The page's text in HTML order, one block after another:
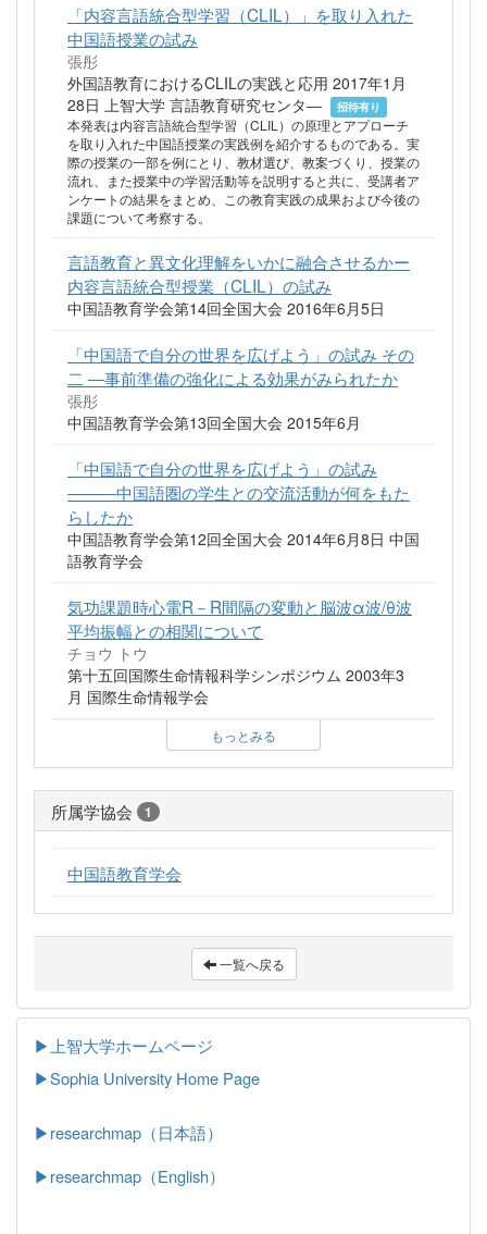
「内容言語統合型学習（CLIL）」を取り入れた
中国語授業の試み
張彤
外国語教育におけるCLILの実践と応用 2017年1月
28日 上智大学 言語教育研究センタ―
招待有り
本発表は内容言語統合型学習（CLIL）の原理とアプローチ
を取り入れた中国語授業の実践例を紹介するものである。実
際の授業の一部を例にとり、教材選び、教案づくり、授業の
流れ、また授業中の学習活動等を説明すると共に、受講者ア
ンケートの結果をまとめ、この教育実践の成果および今後の
課題について考察する。
言語教育と異文化理解をいかに融合させるかー
内容言語統合型授業（CLIL）の試み
中国語教育学会第14回全国大会 2016年6月5日
「中国語で自分の世界を広げよう」の試み その
二 ―事前準備の強化による効果がみられたか
張彤
中国語教育学会第13回全国大会 2015年6月
「中国語で自分の世界を広げよう」の試み
―――中国語圏の学生との交流活動が何をもた
らしたか
中国語教育学会第12回全国大会 2014年6月8日 中国
語教育学会
気功課題時心電R－R間隔の変動と脳波α波/θ波
平均振幅との相関について
チョウ トウ
第十五回国際生命情報科学シンポジウム 2003年3
月 国際生命情報学会
もっとみる
所属学協会 1
中国語教育学会
一覧へ戻る
▶上智大学ホームページ
▶Sophia University Home Page
▶researchmap（日本語）
▶researchmap（English）